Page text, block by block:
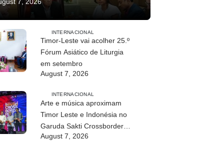
7, 2026
INTERNACIONAL
Timor-Leste vai acolher 25.º
Fórum Asiático de Liturgia
em setembro
August 7, 2026
INTERNACIONAL
Arte e música aproximam
Timor Leste e Indonésia no
Garuda Sakti Crossborder
Fest 2026
August 7, 2026